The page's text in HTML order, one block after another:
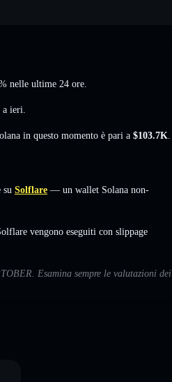
nelle ultime 24 ore.
ieri.
in questo momento è pari a $103.7K
su Solflare — un wallet Solana non-
vengono eseguiti con slippage
Esamina sempre le valutazioni dei